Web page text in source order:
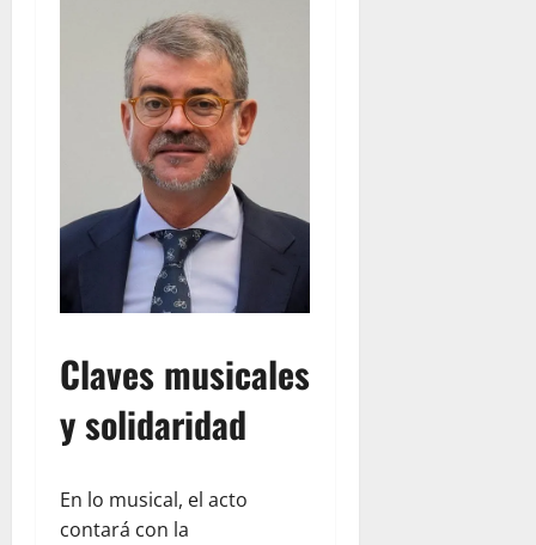
Claves musicales
y solidaridad
En lo musical, el acto
contará con la